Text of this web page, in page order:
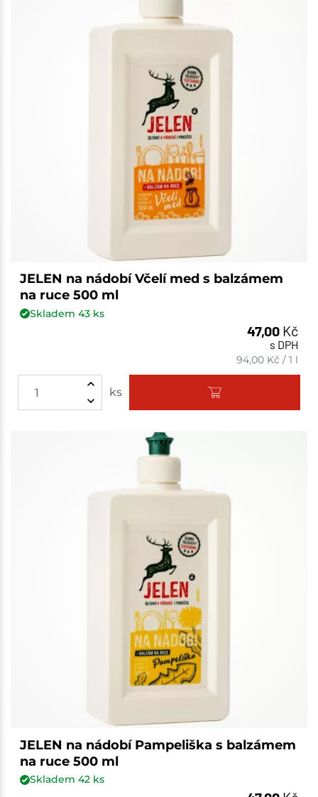
JELEN na nádobí Včelí med s balzámem
na ruce 500 ml
Skladem 43ks
47,00 Kč
s DPH
94,00 Kč /1 l
ks
JELEN na nádobí Pampeliška s balzámem
na ruce 500 ml
Skladem 42ks